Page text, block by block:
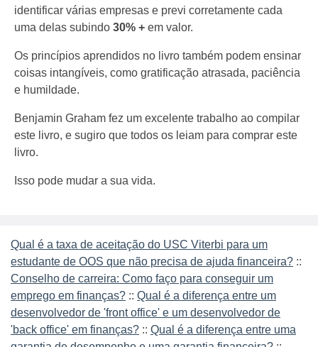
identificar várias empresas e previ corretamente cada
uma delas subindo 30% + em valor.
Os princípios aprendidos no livro também podem ensinar
coisas intangíveis, como gratificação atrasada, paciência
e humildade.
Benjamin Graham fez um excelente trabalho ao compilar
este livro, e sugiro que todos os leiam para comprar este
livro.
Isso pode mudar a sua vida.
Qual é a taxa de aceitação do USC Viterbi para um
estudante de OOS que não precisa de ajuda financeira? ::
Conselho de carreira: Como faço para conseguir um
emprego em finanças? :: Qual é a diferença entre um
desenvolvedor de 'front office' e um desenvolvedor de
'back office' em finanças? :: Qual é a diferença entre uma